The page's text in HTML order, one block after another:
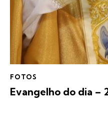
FOTOS
Evangelho do dia –